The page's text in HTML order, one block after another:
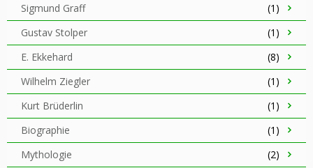
Sigmund Graff
(1)
Gustav Stolper
(1)
E. Ekkehard
(8)
Wilhelm Ziegler
(1)
Kurt Brüderlin
(1)
Biographie
(1)
Mythologie
(2)